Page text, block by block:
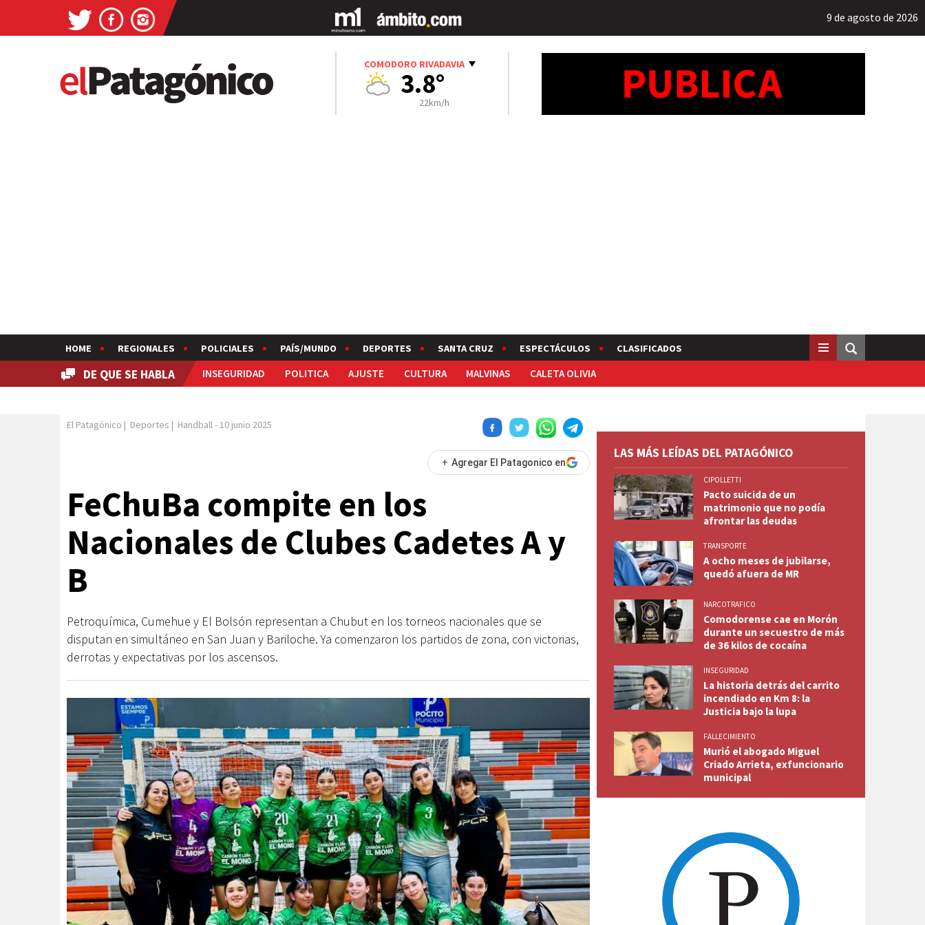
9 de agosto de 2026
COMODORO RIVADAVIA
3.8°
22km/h
HOME REGIONALES POLICIALES PAÍS/MUNDO DEPORTES SANTA CRUZ ESPECTÁCULOS CLASIFICADOS
DE QUE SE HABLA INSEGURIDAD POLITICA AJUSTE CULTURA MALVINAS CALETA OLIVIA
El Patagónico | Deportes | Handball- 10 junio 2025
+ Agregar El Patagonico en
FeChuBa compite en los
Nacionales de Clubes Cadetes A y
B
Petroquímica, Cumehue y El Bolsón representan a Chubut en los torneos nacionales que se
disputan en simultáneo en San Juan y Bariloche. Ya comenzaron los partidos de zona, con victorias,
derrotas y expectativas por los ascensos.
LAS MÁS LEÍDAS DEL PATAGÓNICO
CIPOLLETTI
Pacto suicida de un
matrimonio que no podía
afrontar las deudas
TRANSPORTE
A ocho meses de jubilarse,
quedó afuera de MR
NARCOTRAFICO
Comodorense cae en Morón
durante un secuestro de más
de 36 kilos de cocaína
INSEGURIDAD
La historia detrás del carrito
incendiado en Km 8: la
Justicia bajo la lupa
FALLECIMIENTO
Murió el abogado Miguel
Criado Arrieta, exfuncionario
municipal